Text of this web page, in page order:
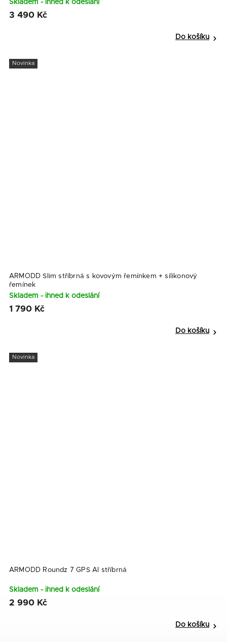
Skladem - ihned k odeslání
3 490 Kč
Do košíku
Novinka
ARMODD Slim stříbrná s kovovým řemínkem + silikonový
řemínek
Skladem - ihned k odeslání
1 790 Kč
Do košíku
Novinka
ARMODD Roundz 7 GPS AI stříbrná
Skladem - ihned k odeslání
2 990 Kč
Do košíku